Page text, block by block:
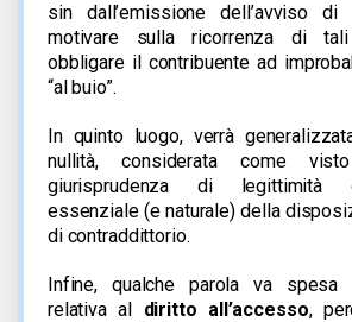
sin dall’emissione dell’avviso di
motivare sulla ricorrenza di
obbligare il contribuente ad
“al buio”.
In quinto luogo, verrà
nullità, considerata come
giurisprudenza di legittimità
essenziale (e naturale) della
di contraddittorio.
Infine, qualche parola va spesa
relativa al diritto all’accesso,